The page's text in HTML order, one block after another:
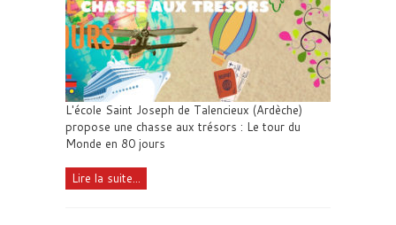
L'école Saint Joseph de Talencieux (Ardèche)
propose une chasse aux trésors : Le tour du
Monde en 80 jours
Lire la suite...